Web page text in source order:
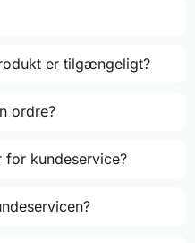
er tilgængeligt?
ordre?
for kundeservice?